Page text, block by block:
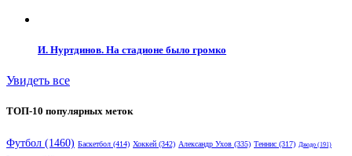
И. Нуртдинов. На стадионе было громко
Увидеть все
ТОП-10 популярных меток
Футбол (1460) Баскетбол (414) Хоккей (342) Александр Ухов (335) Теннис (317) Дзюдо (191)